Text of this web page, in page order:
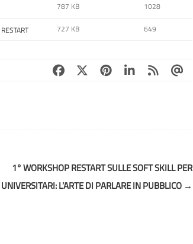
787 KB 1028
727 KB 649
1° WORKSHOP RESTART SULLE SOFT SKILL PER
UNIVERSITARI: L’ARTE DI PARLARE IN PUBBLICO →